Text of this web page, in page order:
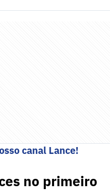
canal Lance!
no primeiro